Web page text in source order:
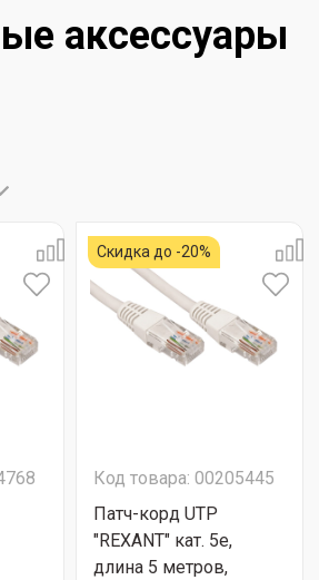
аксессуары
Скидка до -20%
Код товара: 00205445
Патч-корд UTP
"REXANT" кат. 5e,
длина 5 метров,